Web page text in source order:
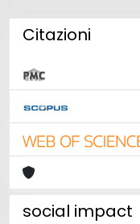
Citazioni
social impact